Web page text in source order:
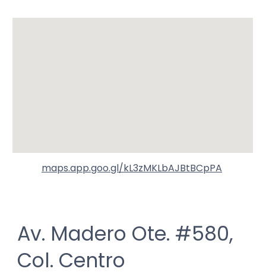
maps.app.goo.gl/kL3zMKLbAJBtBCpPA
Av. Madero Ote. #580,
Col. Centro